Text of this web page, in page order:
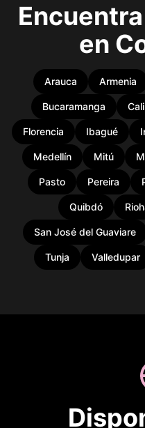
en
Arauca Armenia
Bucaramanga Cali
Florencia Ibagué
Medellín Mitú
Pasto Pereira
Quibdó
San José del Guaviare
Tunja Valledupar